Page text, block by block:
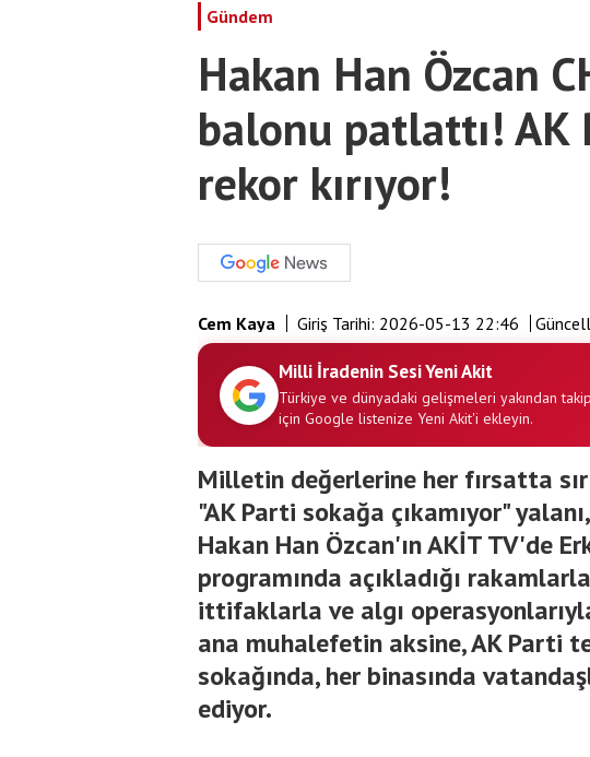
Gündem
Hakan Han Özcan
balonu patlattı! AK
rekor kırıyor!
Cem Kaya Giriş Tarihi: 2026-05-13 22:46
Milli İradenin Sesi Yeni Akit
Türkiye ve dünyadaki gelişmeleri yakından
için Google listenize Yeni Akit'i ekleyin.
Milletin değerlerine her fırsatta
"AK Parti sokağa çıkamıyor"
Hakan Han Özcan'ın AKİT TV'de
programında açıkladığı
ittifaklarla ve algı
ana muhalefetin aksine, AK Parti
sokağında, her binasında
ediyor.